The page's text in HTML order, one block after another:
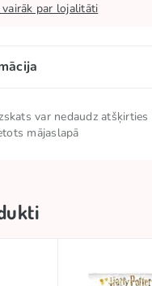
vairāk par lojalitāti
MONOGRAM
var nedaudz
mājaslapā